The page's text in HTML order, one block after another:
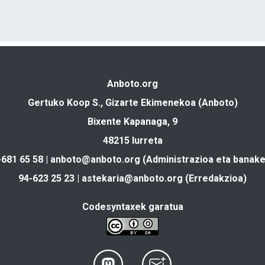
Anboto.org
Gertuko Koop S., Gizarte Ekimenekoa (Anboto)
Bixente Kapanaga, 9
48215 Iurreta
65 58 | anboto@anboto.org (Administrazioa eta
94-623 25 23 | astekaria@anboto.org (Erredakzioa)
Codesyntaxek garatua